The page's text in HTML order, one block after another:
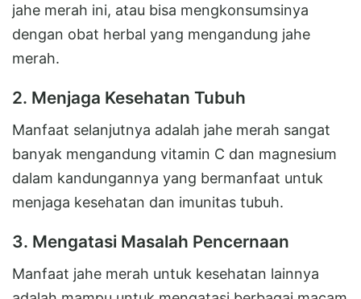
jahe merah ini, atau bisa mengkonsumsinya
dengan obat herbal yang mengandung jahe
merah.
2. Menjaga Kesehatan Tubuh
Manfaat selanjutnya adalah jahe merah sangat
banyak mengandung vitamin C dan magnesium
dalam kandungannya yang bermanfaat untuk
menjaga kesehatan dan imunitas tubuh.
3. Mengatasi Masalah Pencernaan
Manfaat jahe merah untuk kesehatan lainnya